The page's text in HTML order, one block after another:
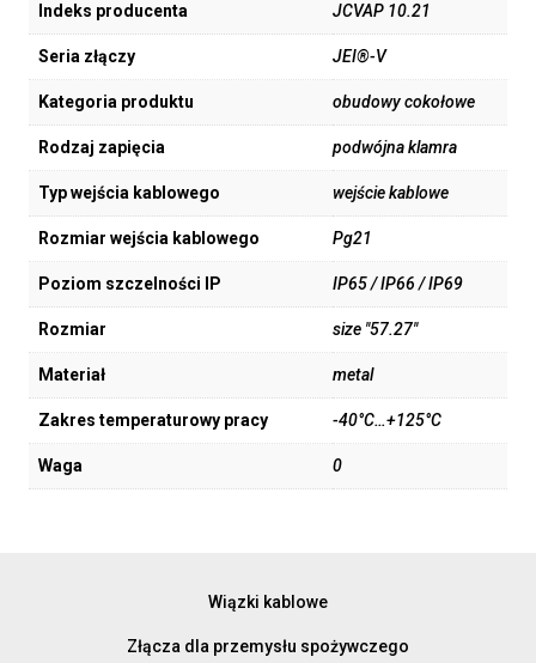
Indeks producenta JCVAP 10.21
Seria złączy JEI®-V
Kategoria produktu obudowy cokołowe
Rodzaj zapięcia podwójna klamra
Typ wejścia kablowego wejście kablowe
Rozmiar wejścia kablowego Pg21
Poziom szczelności IP IP65 / IP66 / IP69
Rozmiar size "57.27"
Materiał metal
Zakres temperaturowy pracy -40°C…+125°C
Waga 0
Wiązki kablowe
Złącza dla przemysłu spożywczego